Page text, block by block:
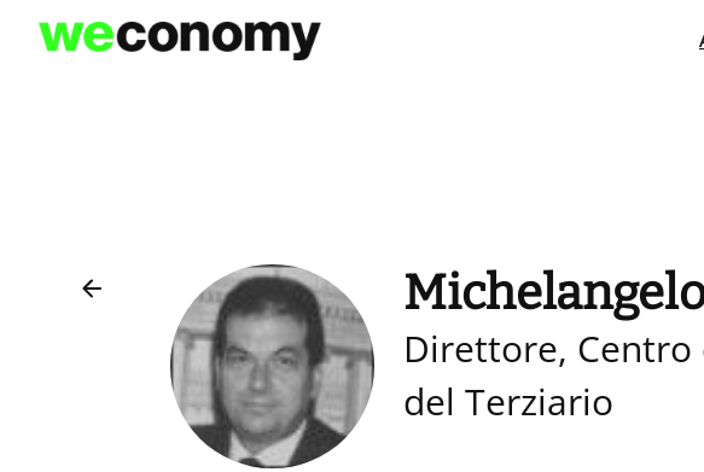
Vai
Direttore,
del Terziario